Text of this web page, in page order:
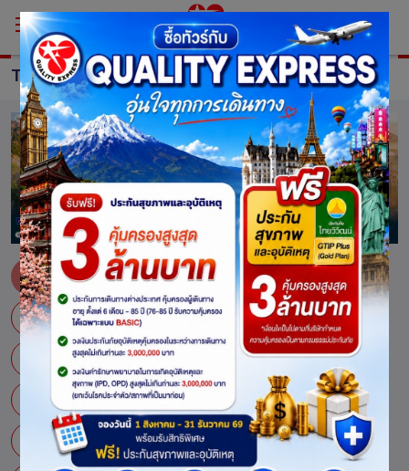
TOUR China
ทัวร์ จีน กวางโจว กุ้ยหยาง กุ้ยหลิน
คุนหมิง จางเจียเจี้ย จางเย่ จิ่วจ้ายโกว จู้ไป่
เจิ้งโจว ฉงชิ่ง ฉางชุน เฉิงตู
ชิงเต่า แชงกรี-ลา ซัวเถา ซินเจียง ซีหนิง
ซูโจว เซินเจิ้น เซี่ยงไฮ้ เซียะเหมิน